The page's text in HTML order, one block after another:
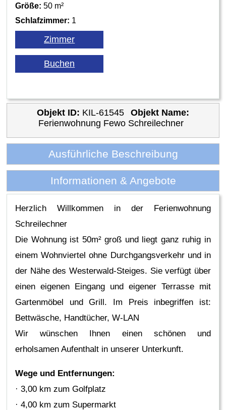
Größe: 50 m²
Schlafzimmer: 1
Objekt ID: KIL-61545
Objekt Name:
Ferienwohnung Fewo Schreilechner
Ausführliche Beschreibung
Informationen & Angebote
Herzlich Willkommen in der Ferienwohnung
Schreilechner
Die Wohnung ist 50m² groß und liegt ganz ruhig in
einem Wohnviertel ohne Durchgangsverkehr und in
der Nähe des Westerwald-Steiges. Sie verfügt über
einen eigenen Eingang und eigener Terrasse mit
Gartenmöbel und Grill. Im Preis inbegriffen ist:
Bettwäsche, Handtücher, W-LAN
Wir wünschen Ihnen einen schönen und
erholsamen Aufenthalt in unserer Unterkunft.
Wege und Entfernungen:
· 3,00 km zum Golfplatz
· 4,00 km zum Supermarkt